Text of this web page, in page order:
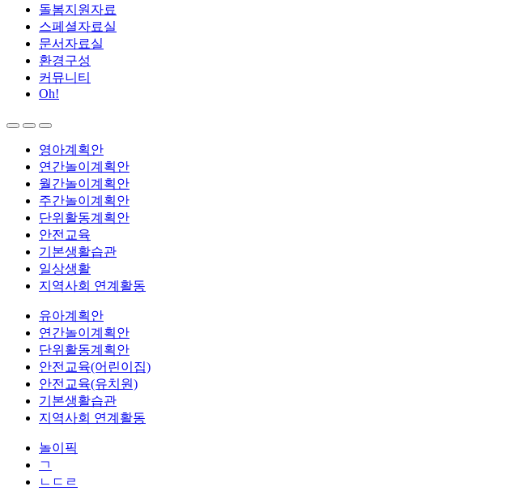
돌봄지원자료
스페셜자료실
문서자료실
환경구성
커뮤니티
Oh!
영아계획안
연간놀이계획안
월간놀이계획안
주간놀이계획안
단위활동계획안
안전교육
기본생활습관
일상생활
지역사회 연계활동
유아계획안
연간놀이계획안
단위활동계획안
안전교육(어린이집)
안전교육(유치원)
기본생활습관
지역사회 연계활동
놀이픽
ㄱ
ㄴㄷㄹ